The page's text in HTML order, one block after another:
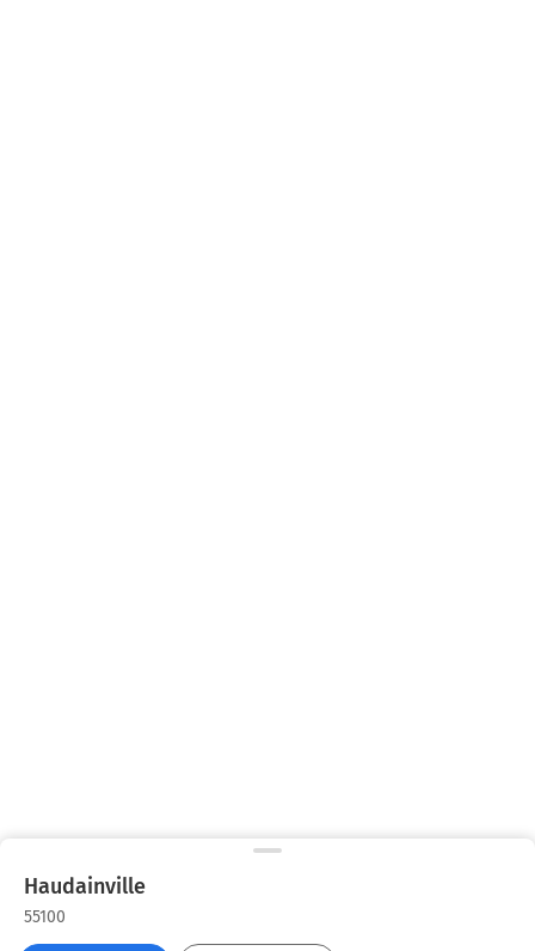
Haudainville
55100